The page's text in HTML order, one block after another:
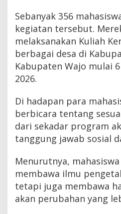
Sebanyak 356
kegiatan tersebut.
melaksanakan Kuliah
berbagai desa di
Kabupaten Wajo mulai
2026.
Di hadapan para
berbicara tentang
dari sekadar program
tanggung jawab sosial
Menurutnya,
membawa ilmu
tetapi juga membawa
akan perubahan yang